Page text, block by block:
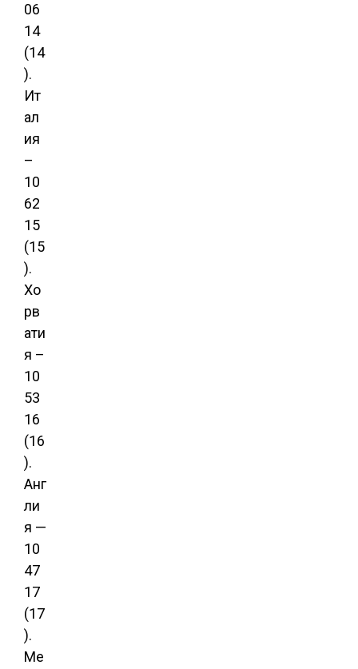
06
14
(14
).
Ит
ал
ия
–
10
62
15
(15
).
Хо
рв
ати
я –
10
53
16
(16
).
Анг
ли
я —
10
47
17
(17
).
Ме